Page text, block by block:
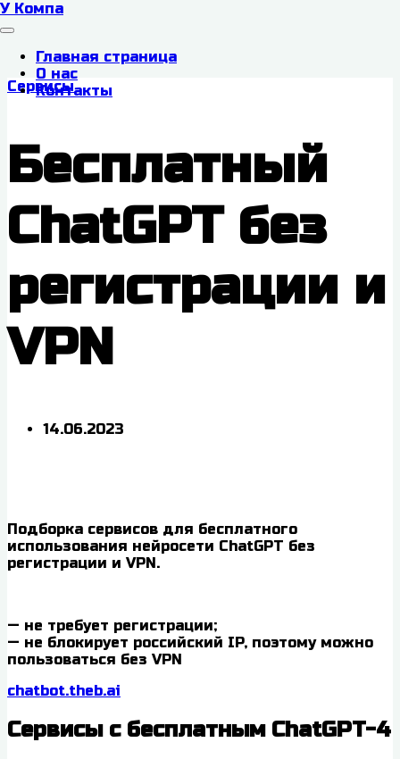
У Компа
Главная страница
О нас
Контакты
Сервисы
Бесплатный
ChatGPT без
регистрации и
VPN
14.06.2023
Подборка сервисов для бесплатного
использования нейросети ChatGPT без
регистрации и VPN.
— не требует регистрации;
— не блокирует российский IP, поэтому можно
пользоваться без VPN
chatbot.theb.ai
Сервисы с бесплатным ChatGPT-4